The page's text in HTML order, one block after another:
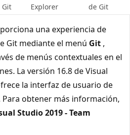
Git
Explorer
de Git
una experiencia de
Git mediante el menú Git ,
de menús contextuales en el
La versión 16.8 de Visual
la interfaz de usuario de
Para obtener más información,
Studio 2019 - Team